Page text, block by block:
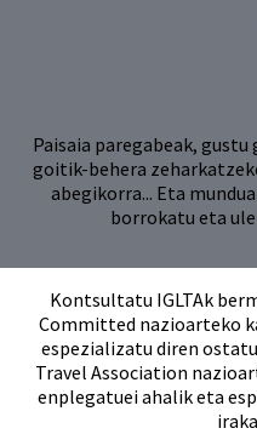
Paisaia paregabeak,
goitik-behera
abegikorra... Eta
borrokatu eta
Kontsultatu IGLTAk
Committed nazioarteko
espezializatu diren
Travel Association
enplegatuei ahalik eta